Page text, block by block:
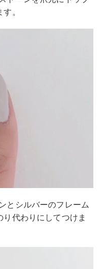
。
シルバーのフレーム
代わりにしてつけま